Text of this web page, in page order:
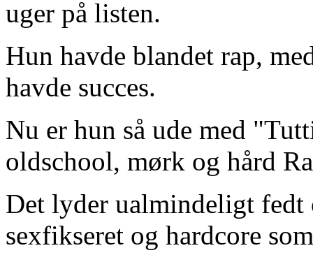
uger på listen.
Hun havde blandet rap,
havde succes.
Nu er hun så ude med
oldschool, mørk og hård
Det lyder ualmindeligt fedt
sexfikseret og hardcore